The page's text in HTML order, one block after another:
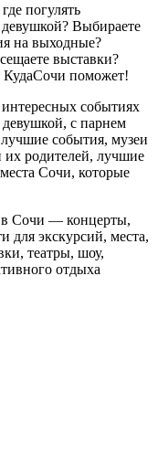
погулять
Выбираете
на выходные?
выставки?
КудаСочи поможет!
событиях
с парнем
события, музеи
родителей, лучшие
Сочи, которые
Сочи — концерты,
для экскурсий, места,
театры, шоу,
отдыха